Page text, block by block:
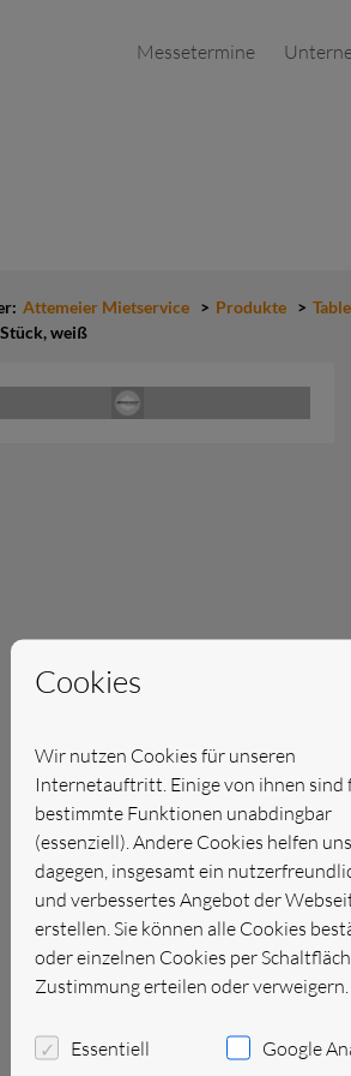
Messetermine
Attemeier Mietservice > Produkte >
weiß
Cookies
Wir nutzen Cookies für unseren
Internetauftritt. Einige von ihnen sind
bestimmte Funktionen unabdingbar
(essenziell). Andere Cookies helfen uns
dagegen, insgesamt ein
und verbessertes Angebot der
erstellen. Sie können alle Cookies
oder einzelnen Cookies per
Zustimmung erteilen oder verweigern.
Essentiell Google